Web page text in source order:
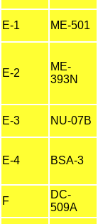
E-1 ME-501
E-2
ME-
393N
E-3 NU-07B
E-4 BSA-3
F
DC-
509A